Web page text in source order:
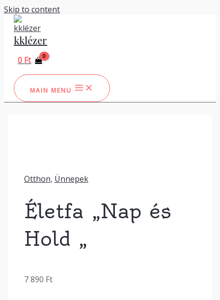
Skip to content
kklézer
0 Ft
MAIN MENU
Otthon, Ünnepek
Életfa „Nap és
Hold „
7 890 Ft